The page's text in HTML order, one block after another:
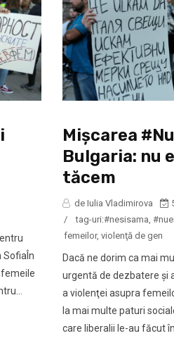
SofiaÎn
femeile
Mişcarea
Bulgaria: nu
tăcem
de Iulia Vladimirova
/
tag-uri:#nesisama ,
femeilor,violenţă de gen
Dacă ne dorim ca mai
urgentă de dezbatere şi
a violenţei asupra
la mai multe paturi
care liberalii le-au făcut în